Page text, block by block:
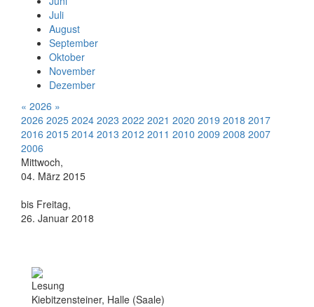
Juli
August
September
Oktober
November
Dezember
« 2026 »
2026 2025 2024 2023 2022 2021 2020 2019 2018 2017
2016 2015 2014 2013 2012 2011 2010 2009 2008 2007
2006
Mittwoch,
04. März 2015
bis Freitag,
26. Januar 2018
Lesung
Kiebitzensteiner, Halle (Saale)